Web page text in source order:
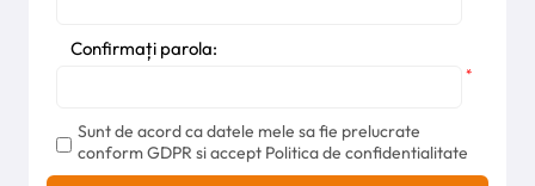
Confirmați parola:
*
Sunt de acord ca datele mele sa fie prelucrate
conform GDPR si accept Politica de confidentialitate